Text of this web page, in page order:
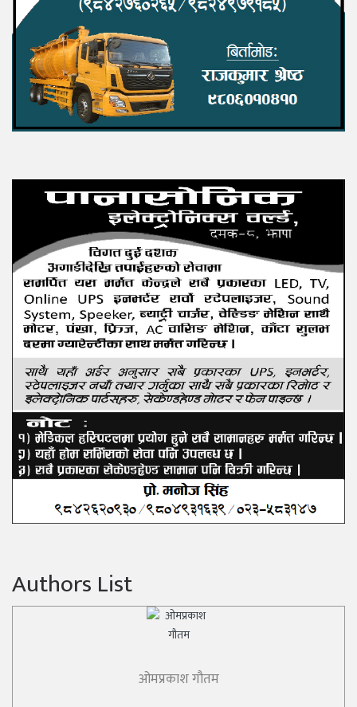
Authors List
ओमप्रकाश गौतम